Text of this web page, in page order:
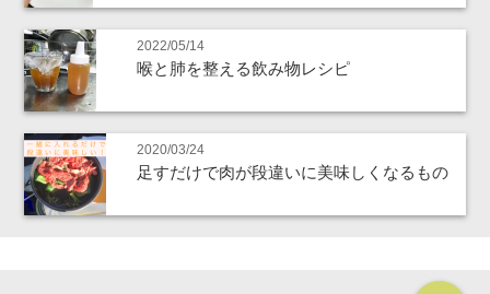
2022/05/14
喉と肺を整える飲み物レシピ
2020/03/24
足すだけで肉が段違いに美味しくなるもの